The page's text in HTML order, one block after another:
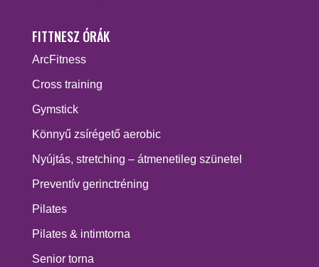
FITTNESZ ÓRÁK
ArcFitness
Cross training
Gymstick
Könnyű zsírégető aerobic
Nyújtás, stretching – átmenetileg szünetel
Preventív gerinctréning
Pilates
Pilates & intimtorna
Senior torna